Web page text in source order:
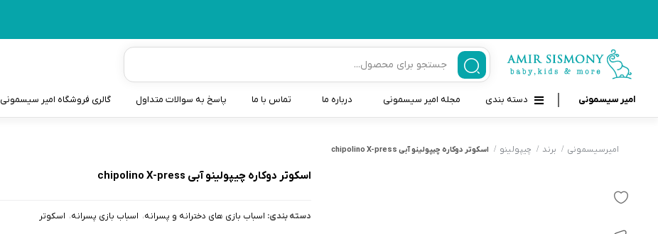
امیر سیسمونی دسته بندی
قاب و بندپستانک
دندانگیر نوزاد
مجله امیر سیسمونی درباره ما تماس با ما پاسخ به سوالات متداول گالری فروشگاه امیر سیسمونی
امیرسیسمونی برند چیپولینو اسکوتر دوکاره چیپولینو آبی chipolino X-press
اسکوتر دوکاره چیپولینو آبی chipolino X-press
دسته بندی: اسباب بازی های دخترانه و پسرانه اسباب بازی پسرانه اسکوتر